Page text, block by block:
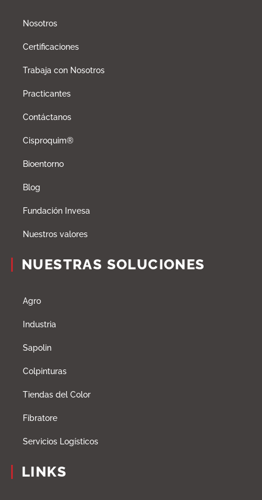
Nosotros
Certificaciones
Trabaja con Nosotros
Practicantes
Contáctanos
Cisproquim®
Bioentorno
Blog
Fundación Invesa
Nuestros valores
NUESTRAS SOLUCIONES
Agro
Industria
Sapolin
Colpinturas
Tiendas del Color
Fibratore
Servicios Logísticos
LINKS